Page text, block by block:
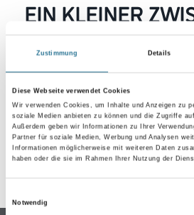
Zustimmung Details
Diese Webseite verwendet Cookies
Wir verwenden Cookies, um Inhalte und Anzeigen zu
soziale Medien anbieten zu können und die Zugriffe
Außerdem geben wir Informationen zu Ihrer
Partner für soziale Medien, Werbung und Analysen
Informationen möglicherweise mit weiteren Daten
haben oder die sie im Rahmen Ihrer Nutzung der
Notwendig
EIN KLEINER
IST
Keine Sorge, wir pinseln
werden das Problem so schnell
Erkunden Sie in der Zwischenzeit
und lassen Sie sich
ZURÜCK ZUM